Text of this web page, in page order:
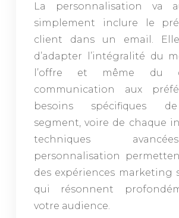
La personnalisation va
simplement inclure le
client dans un email.
d’adapter l’intégralité du
l’offre et même du
communication aux
besoins spécifiques
segment, voire de chaque
techniques
personnalisation
des expériences marketing
qui résonnent
votre audience.